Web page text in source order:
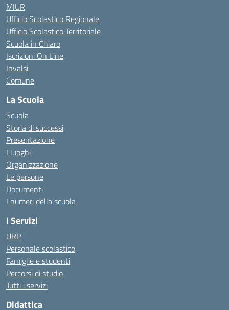
MIUR
Ufficio Scolastico Regionale
Ufficio Scolastico Territoriale
Scuola in Chiaro
Iscrizioni On Line
Invalsi
Comune
La Scuola
Scuola
Storia di successi
Presentazione
I luoghi
Organizzazione
Le persone
Documenti
I numeri della scuola
I Servizi
URP
Personale scolastico
Famiglie e studenti
Percorsi di studio
Tutti i servizi
Didattica